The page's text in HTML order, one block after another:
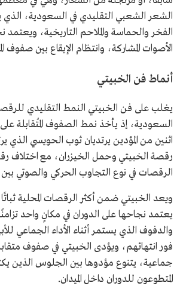
الشعر الشعبي التقليدي في السعودية،
الفخر والحماسة والملاحم التاريخية، ويعتمد
الأصوات المشاركة، وانتظام الإيقاع بين صفوف
أنماط فن الخبيتي
يغلب على فن الخبيتي النمط التقليدي
السعودية، إذ يأخذ نمط الصفوف المُتقابلة
اثنين من المؤدين يرتديان ثوب الحويسي الذي
رقصة الخبيتي وحمل الخيزران، مع اختلاف
الرقصات في نوع التجاوب الحركي والصوتي
ويعد الخبيتي ضمن أكثر الرقصات المحلية
يعتمد نجاحها على الدوران في مكانٍ واحد
والدفوف الذي يستمر أثناء الأداء الجماعي
فور انتهائهم، ويؤدى الخبيتي في صفوف
جماعية، يتنوع مؤدوها بين الجلوس الذين
المتطوعون للدوران داخل الميدان.